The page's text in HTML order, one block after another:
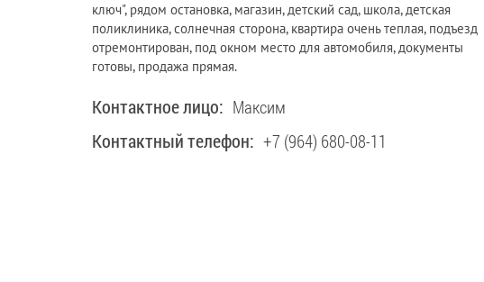
ключ", рядом остановка, магазин, детский сад, школа, детская
поликлиника, солнечная сторона, квартира очень теплая, подъезд
отремонтирован, под окном место для автомобиля, документы
готовы, продажа прямая.
Контактное лицо: Максим
Контактный телефон: +7 (964) 680-08-11